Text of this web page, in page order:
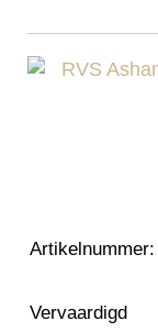
Artikelnummer:
Vervaardigd